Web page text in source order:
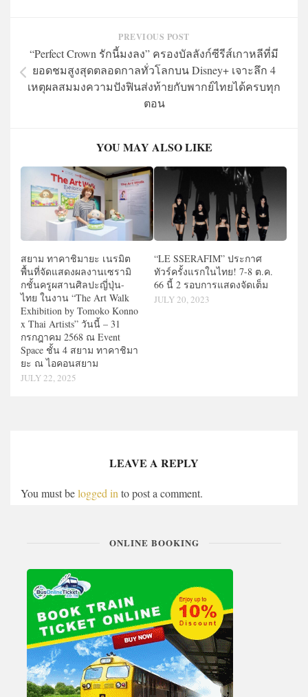
PREVIOUS POST
“Perfect Crown รักนี้มงลง” ครองบัลลังก์ซีรีส์เกาหลีที่มี
ยอดชมสูงสุดตลอดกาลทั่วโลกบน Disney+ เจาะลึก 4
เหตุผลสมมงความปังฟินส่งท้ายกับพากย์ไทยได้ครบทุก
ตอน
YOU MAY ALSO LIKE
สยาม ทาคาชิมายะ เนรมิต
พื้นที่จัดแสดงผลงานเซรามิ
กชั้นครูผสานศิลปะญี่ปุ่น-
ไทย ในงาน “The Art Walk
Exhibition by Tomoko Konno
x Thai Artists” วันนี้ – 31
กรกฎาคม 2568 ณ Event
Space ชั้น 4 สยาม ทาคาชิมา
ยะ ณ ไอคอนสยาม
JULY 22, 2025
“LE SSERAFIM” ประกาศ
ทัวร์ครั้งแรกในไทย! 7-8 ต.ค.
66 นี้ 2 รอบการแสดงจัดเต็ม
JULY 20, 2023
LEAVE A REPLY
You must belogged in to post a comment.
ONLINE BOOKING